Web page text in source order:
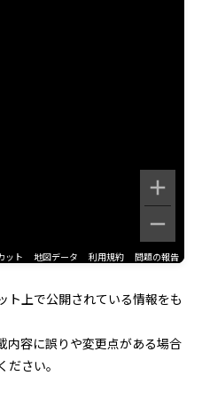
ット 地図データ 利用規約 問題の報告
ト上で公開されている情報をも
内容に誤りや変更点がある場合
さい。